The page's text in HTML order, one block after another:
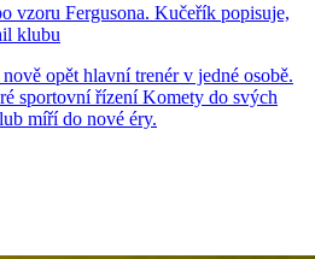
vzoru Fergusona. Kučeřík popisuje,
klubu
opět hlavní trenér v jedné osobě.
sportovní řízení Komety do svých
míří do nové éry.